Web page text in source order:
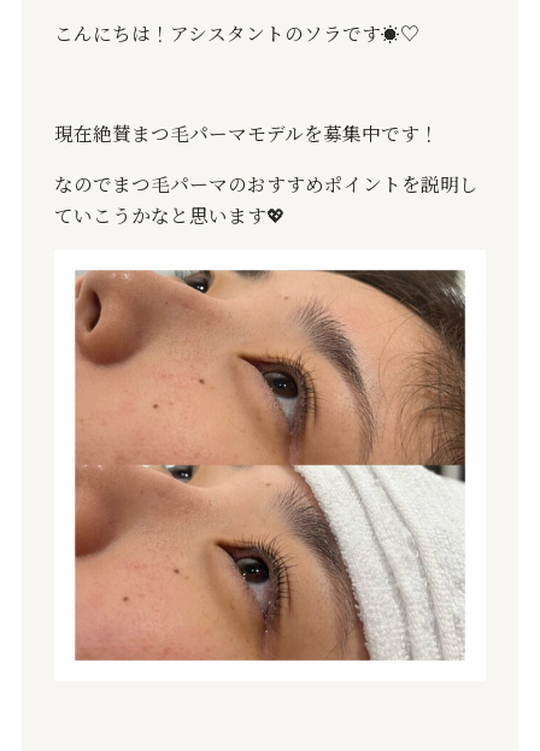
こんにちは！アシスタントのソラです☀️♡
現在絶賛まつ毛パーマモデルを募集中です！
なのでまつ毛パーマのおすすめポイントを説明し
ていこうかなと思います💖